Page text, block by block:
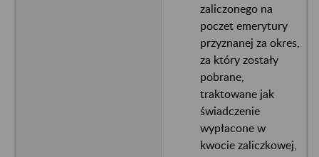
zaliczonego na
poczet emerytury
przyznanej za okres,
za który zostały
pobrane,
traktowane jak
świadczenie
wypłacone w
kwocie zaliczkowej,